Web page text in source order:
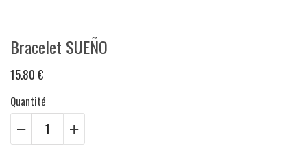
Bracelet SUEÑO
15.80 €
Quantité